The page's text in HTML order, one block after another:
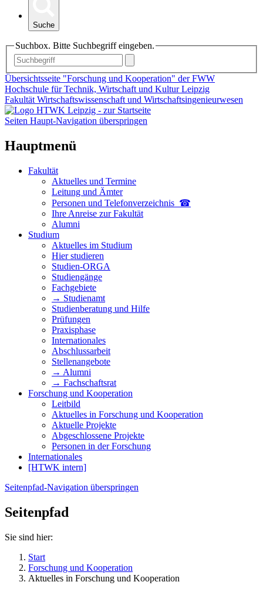
Suche
Suchbox. Bitte Suchbegriff eingeben.
Übersichtsseite "Forschung und Kooperation" der FWW
Hochschule für Technik, Wirtschaft und Kultur Leipzig
Fakultät Wirtschaftswissenschaft und Wirtschaftsingenieurwesen
Seiten Haupt-Navigation überspringen
Hauptmenü
Fakultät
Aktuelles und Termine
Leitung und Ämter
Personen und Telefon­verzeichnis ☎
Ihre Anreise zur Fakultät
Alumni
Studium
Aktuelles im Studium
Hier studieren
Studien-ORGA
Studiengänge
Fachgebiete
→ Studienamt
Studienberatung und Hilfe
Prüfungen
Praxisphase
Internationales
Abschlussarbeit
Stellenangebote
→ Alumni
→ Fachschaftsrat
Forschung und Kooperation
Leitbild
Aktuelles in Forschung und Kooperation
Aktuelle Projekte
Abgeschlossene Projekte
Personen in der Forschung
Internationales
[HTWK intern]
Seitenpfad-Navigation überspringen
Seitenpfad
Sie sind hier:
Start
Forschung und Kooperation
Aktuelles in Forschung und Kooperation